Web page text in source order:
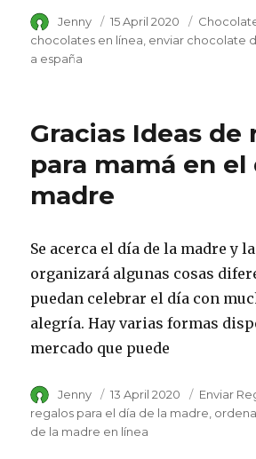
Author
Jenny
Posted
on
15 April 2020 Category
chocolates en línea enviar chocolate
a españa
Gracias Ideas de
para mamá en el
madre
Se acerca el día de la madre y
organizará algunas cosas
puedan celebrar el día con
alegría. Hay varias formas
mercado que puede
Author
Jenny
Posted
on
13 April 2020 Category
Enviar
regalos para el día de la madre
de la madre en línea